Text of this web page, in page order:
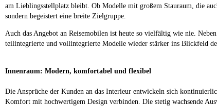
am Lieblingsstellplatz bleibt. Ob Modelle mit großem Stauraum, die
sondern begeistert eine breite Zielgruppe.
Auch das Angebot an Reisemobilen ist heute so vielfältig wie nie.
teilintegrierte und vollintegrierte Modelle wieder stärker ins Blickfeld
Innenraum: Modern, komfortabel und flexibel
Die Ansprüche der Kunden an das Interieur entwickeln sich
Komfort mit hochwertigem Design verbinden. Die stetig wachsende